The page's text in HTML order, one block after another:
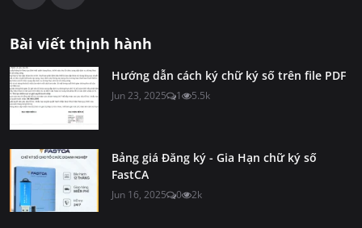
Bài viết thịnh hành
Hướng dẫn cách ký chữ ký số trên file PDF
Jun 23, 2025 1 5.5k
Bảng giá Đăng ký - Gia Hạn chữ ký số
FastCA
Jun 16, 2025 0 2k